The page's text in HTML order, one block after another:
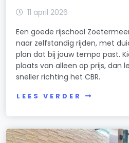
11 april 2026
Een goede rijschool
naar zelfstandig rijden, met
plan dat bij jouw tempo past.
plaats van alleen op prijs, dan
sneller richting het CBR.
LEES VERDER